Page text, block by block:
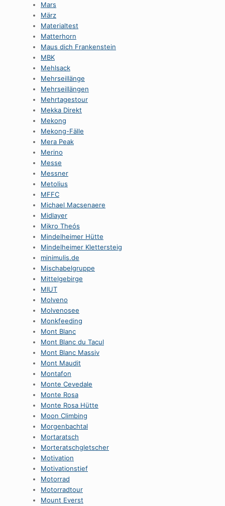
Mars
März
Materialtest
Matterhorn
Maus dich Frankenstein
MBK
Mehlsack
Mehrseillänge
Mehrseillängen
Mehrtagestour
Mekka Direkt
Mekong
Mekong-Fälle
Mera Peak
Merino
Messe
Messner
Metolius
MFFC
Michael Macsenaere
Midlayer
Mikro Theós
Mindelheimer Hütte
Mindelheimer Klettersteig
minimulis.de
Mischabelgruppe
Mittelgebirge
MIUT
Molveno
Molvenosee
Monkfeeding
Mont Blanc
Mont Blanc du Tacul
Mont Blanc Massiv
Mont Maudit
Montafon
Monte Cevedale
Monte Rosa
Monte Rosa Hütte
Moon Climbing
Morgenbachtal
Mortaratsch
Morteratschgletscher
Motivation
Motivationstief
Motorrad
Motorradtour
Mount Everst